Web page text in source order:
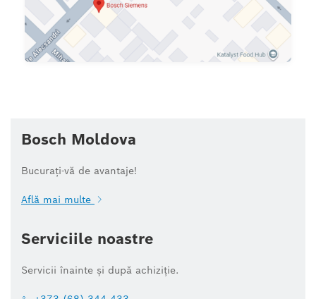
Bosch Moldova
Bucurați-vă de avantaje!
Află mai multe
Serviciile noastre
Servicii înainte și după achiziție.